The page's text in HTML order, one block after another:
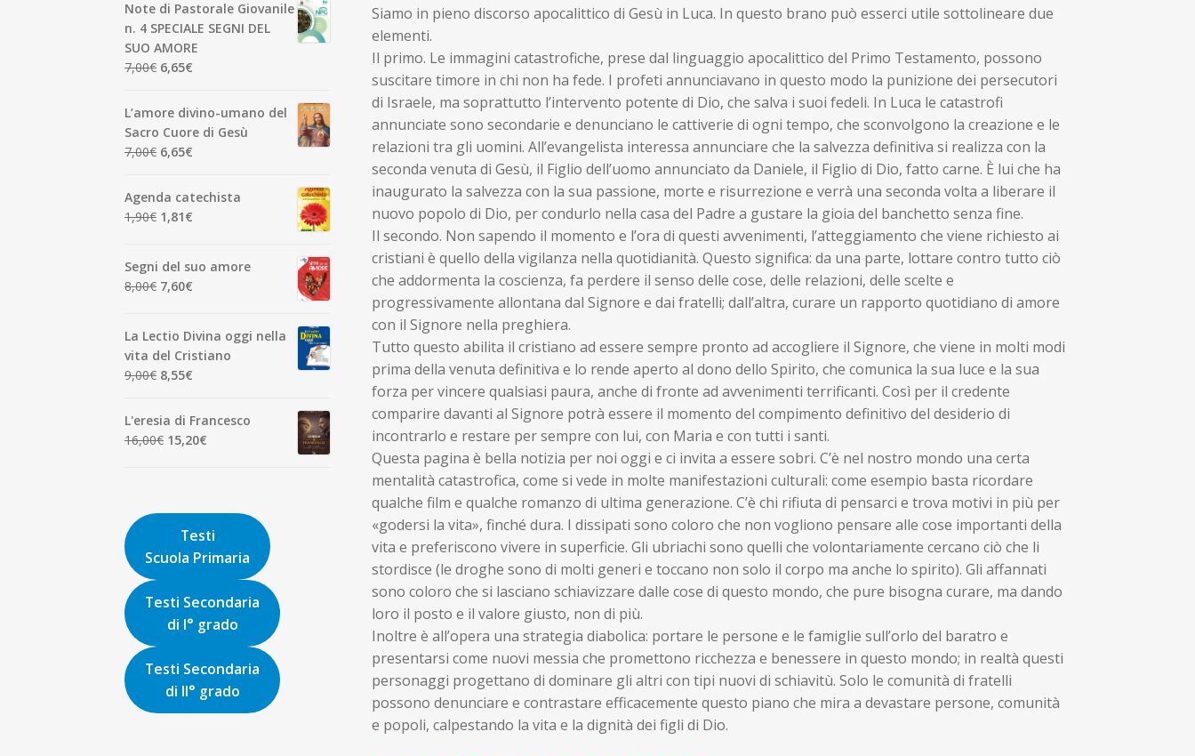
Siamo in pieno discorso apocalittico di Gesù in Luca. In questo brano può esserci utile sottolineare due
elementi.
Il primo. Le immagini catastrofiche, prese dal linguaggio apocalittico del Primo Testamento, possono
suscitare timore in chi non ha fede. I profeti annunciavano in questo modo la punizione dei persecutori
di Israele, ma soprattutto l’intervento potente di Dio, che salva i suoi fedeli. In Luca le catastrofi
annunciate sono secondarie e denunciano le cattiverie di ogni tempo, che sconvolgono la creazione e le
relazioni tra gli uomini. All’evangelista interessa annunciare che la salvezza definitiva si realizza con la
seconda venuta di Gesù, il Figlio dell’uomo annunciato da Daniele, il Figlio di Dio, fatto carne. È lui che ha
inaugurato la salvezza con la sua passione, morte e risurrezione e verrà una seconda volta a liberare il
nuovo popolo di Dio, per condurlo nella casa del Padre a gustare la gioia del banchetto senza fine.
Il secondo. Non sapendo il momento e l’ora di questi avvenimenti, l’atteggiamento che viene richiesto ai
cristiani è quello della vigilanza nella quotidianità. Questo significa: da una parte, lottare contro tutto ciò
che addormenta la coscienza, fa perdere il senso delle cose, delle relazioni, delle scelte e
progressivamente allontana dal Signore e dai fratelli; dall’altra, curare un rapporto quotidiano di amore
con il Signore nella preghiera.
Tutto questo abilita il cristiano ad essere sempre pronto ad accogliere il Signore, che viene in molti modi
prima della venuta definitiva e lo rende aperto al dono dello Spirito, che comunica la sua luce e la sua
forza per vincere qualsiasi paura, anche di fronte ad avvenimenti terrificanti. Così per il credente
comparire davanti al Signore potrà essere il momento del compimento definitivo del desiderio di
incontrarlo e restare per sempre con lui, con Maria e con tutti i santi.
Questa pagina è bella notizia per noi oggi e ci invita a essere sobri. C’è nel nostro mondo una certa
mentalità catastrofica, come si vede in molte manifestazioni culturali: come esempio basta ricordare
qualche film e qualche romanzo di ultima generazione. C’è chi rifiuta di pensarci e trova motivi in più per
«godersi la vita», finché dura. I dissipati sono coloro che non vogliono pensare alle cose importanti della
vita e preferiscono vivere in superficie. Gli ubriachi sono quelli che volontariamente cercano ciò che li
stordisce (le droghe sono di molti generi e toccano non solo il corpo ma anche lo spirito). Gli affannati
sono coloro che si lasciano schiavizzare dalle cose di questo mondo, che pure bisogna curare, ma dando
loro il posto e il valore giusto, non di più.
Inoltre è all’opera una strategia diabolica: portare le persone e le famiglie sull’orlo del baratro e
presentarsi come nuovi messia che promettono ricchezza e benessere in questo mondo; in realtà questi
personaggi progettano di dominare gli altri con tipi nuovi di schiavitù. Solo le comunità di fratelli
possono denunciare e contrastare efficacemente questo piano che mira a devastare persone, comunità
e popoli, calpestando la vita e la dignità dei figli di Dio.
era:
5,00€.
è:
4,75€.
Note di Pastorale Giovanile
n. 4 SPECIALE SEGNI DEL
SUO AMORE
7,00€ Il
originale
era:
7,00€.
6,65€
attuale
L’amore divino-umano del
Sacro Cuore di Gesù
7,00€ Il
originale
era:
7,00€.
6,65€
attuale
Agenda catechista
1,90€ Il
era:
1,90€.
1,81€
è:
Segni del suo amore
8,00€ Il
era:
8,00€.
7,60€
è:
7,60€.
La Lectio Divina oggi nella
vita del Cristiano
9,00€ Il
originale
era:
9,00€.
8,55€
attuale
è:
L'eresia di Francesco
16,00€ Il
16,00€.
15,20€
15,20€.
Testi
Scuola Primaria
Testi Secondaria
di I° grado
Testi Secondaria
di II° grado